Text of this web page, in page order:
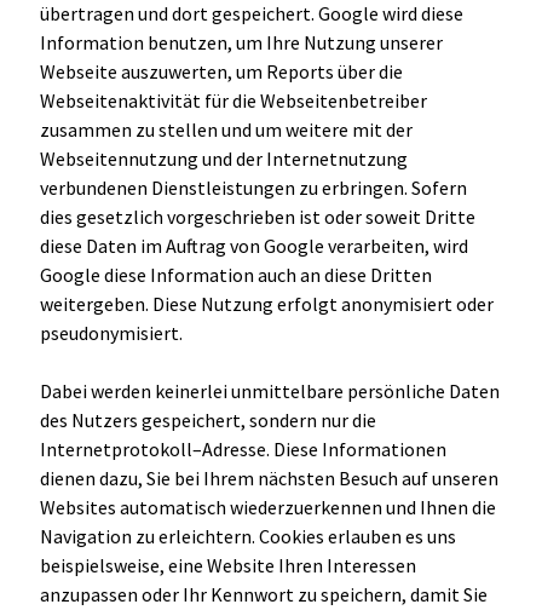
übertragen und dort gespeichert. Google wird diese
Information benutzen, um Ihre Nutzung unserer
Webseite auszuwerten, um Reports über die
Webseitenaktivität für die Webseitenbetreiber
zusammen zu stellen und um weitere mit der
Webseitennutzung und der Internetnutzung
verbundenen Dienstleistungen zu erbringen. Sofern
dies gesetzlich vorgeschrieben ist oder soweit Dritte
diese Daten im Auftrag von Google verarbeiten, wird
Google diese Information auch an diese Dritten
weitergeben. Diese Nutzung erfolgt anonymisiert oder
pseudonymisiert.
Dabei werden keinerlei unmittelbare persönliche Daten
des Nutzers gespeichert, sondern nur die
Internetprotokoll–Adresse. Diese Informationen
dienen dazu, Sie bei Ihrem nächsten Besuch auf unseren
Websites automatisch wiederzuerkennen und Ihnen die
Navigation zu erleichtern. Cookies erlauben es uns
beispielsweise, eine Website Ihren Interessen
anzupassen oder Ihr Kennwort zu speichern, damit Sie